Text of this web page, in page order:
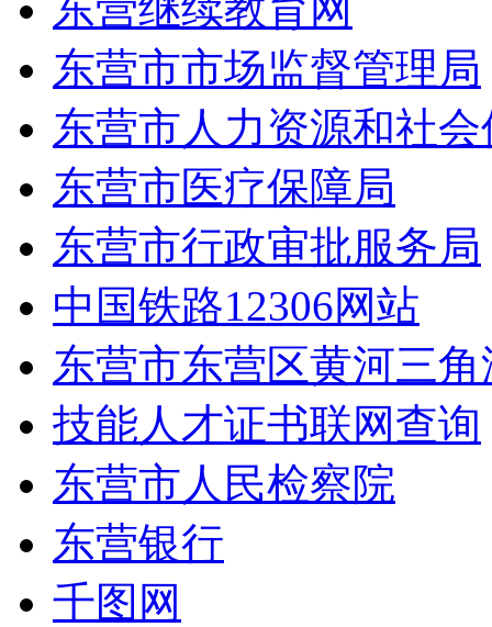
东营市市场监督管理局
东营市人力资源和社
东营市医疗保障局
东营市行政审批服务局
中国铁路12306网站
东营市东营区黄河三
技能人才证书联网查询
东营市人民检察院
东营银行
千图网